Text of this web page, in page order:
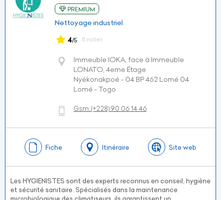
PREMIUM
Nettoyage industriel
4/5 (1 note)
Immeuble IOKA, face à Immeuble
LONATO, 4eme Étage
Nyékonakpoé - 04 BP 462 Lomé 04
Lomé - Togo
Gsm:(+228)90 06 14 46
Fiche Itinéraire Site web
Les HYGIENISTES sont des experts reconnus en conseil, hygiène
et sécurité sanitaire. Spécialisés dans la maintenance